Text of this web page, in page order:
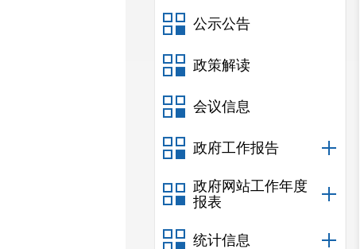
公示公告
政策解读
会议信息
政府工作报告
政府网站工作年度
报表
统计信息